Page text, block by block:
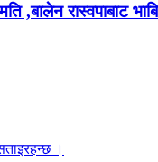
,बालेन रास्वपाबाट